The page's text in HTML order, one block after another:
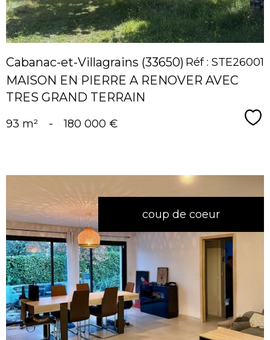
Cabanac-et-Villagrains (33650)
MAISON EN PIERRE A RENOVER AVEC
TRES GRAND TERRAIN
Réf : STE26001
93 m² - 180 000 €
coup de coeur
voir le
bien